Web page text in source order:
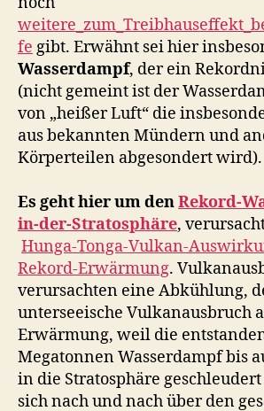
fe gibt. Erwähnt sei hier
Wasserdampf, der ein
(nicht gemeint ist der
von „heißer Luft“ die
aus bekannten Mündern und
Körperteilen abgesondert wird).
Es geht hier um denRekord-
in-der-Stratosphäre,
Hunga-Tonga-Vulkan-
Rekord-Erwärmung.
verursachten eine Abkühlung,
unterseeische Vulkanausbruch
Erwärmung, weil die
Megatonnen Wasserdampf bis
in die Stratosphäre
sich nach und nach über den